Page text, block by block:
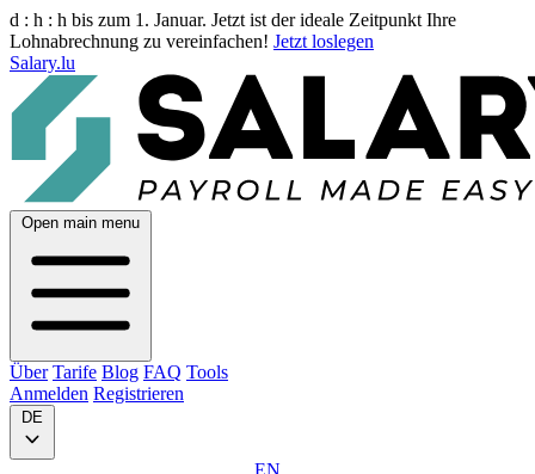
d : h : h bis zum 1. Januar. Jetzt ist der ideale Zeitpunkt Ihre
Lohnabrechnung zu vereinfachen! Jetzt loslegen
Salary.lu
Open main menu
Über Tarife Blog FAQ Tools
Anmelden Registrieren
DE
EN